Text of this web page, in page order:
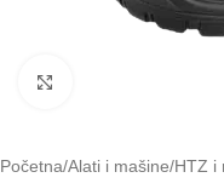
Početna/Alati i mašine/HTZ i